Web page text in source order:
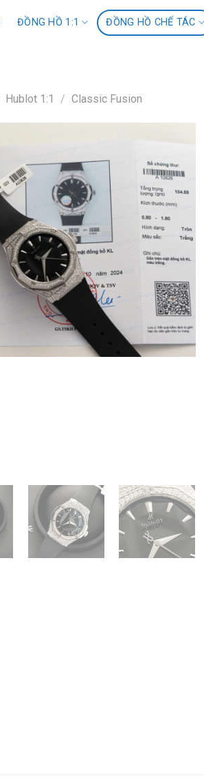
ĐỒNG HỒ 1:1 ĐỒNG HỒ CHẾ TÁC
Hublot 1:1 / Classic Fusion